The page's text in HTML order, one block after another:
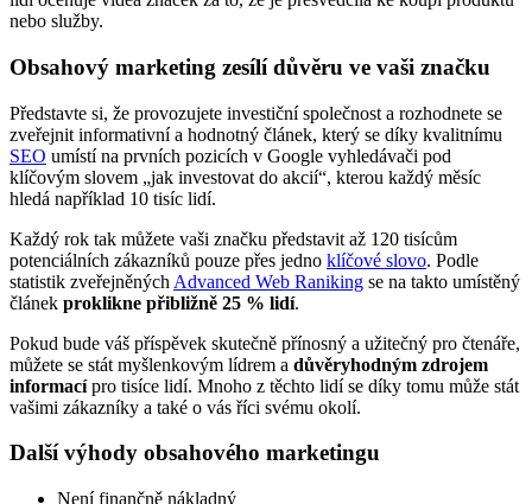
nebo služby.
Obsahový marketing zesílí důvěru ve vaši značku
Představte si, že provozujete investiční společnost a rozhodnete se
zveřejnit informativní a hodnotný článek, který se díky kvalitnímu
SEO umístí na prvních pozicích v Google vyhledávači pod
klíčovým slovem „jak investovat do akcií“, kterou každý měsíc
hledá například 10 tisíc lidí.
Každý rok tak můžete vaši značku představit až 120 tisícům
potenciálních zákazníků pouze přes jedno klíčové slovo. Podle
statistik zveřejněných Advanced Web Raniking se na takto umístěný
článek proklikne přibližně 25 % lidí.
Pokud bude váš příspěvek skutečně přínosný a užitečný pro čtenáře,
můžete se stát myšlenkovým lídrem a důvěryhodným zdrojem
informacípro tisíce lidí. Mnoho z těchto lidí se díky tomu může stát
vašimi zákazníky a také o vás říci svému okolí.
Další výhody obsahového marketingu
Není finančně nákladný